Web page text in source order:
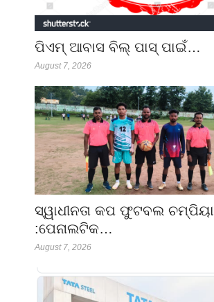
ପିଏମ୍ ଆବାସ ବିଲ୍ ପାସ୍ ପାଇଁ…
August 7, 2026
ସ୍ୱାଧୀନତା କପ ଫୁଟବଲ
:ପେନାଲଟିକ…
August 7, 2026